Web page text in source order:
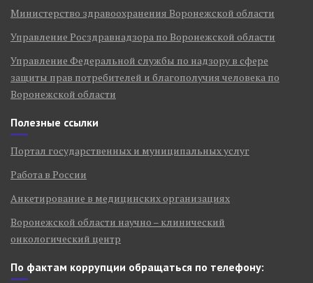
Министерство здравоохранения Воронежской области
Управление Росздравнадзора по Воронежской области
Управление Федеральной службы по надзору в сфере
защиты прав потребителей и благополучия человека по
Воронежской области
Полезные ссылки
Портал государственных и муниципальных услуг
Работа в России
Анкетирование в медицинских организациях
Воронежской области научно – клинический
онкологический центр
По фактам коррупции обращаться по телефону: